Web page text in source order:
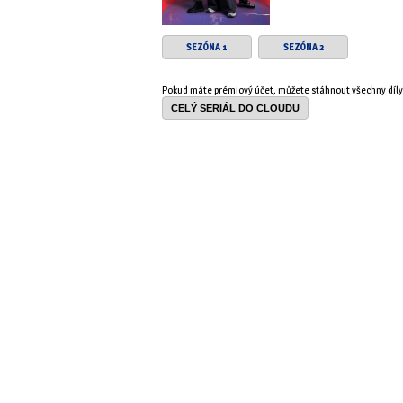
SEZÓNA 1 SEZÓNA 2
Pokud máte prémiový účet, můžete stáhnout všechny
CELÝ SERIÁL DO CLOUDU